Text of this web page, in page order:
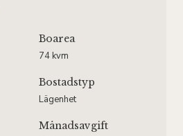
Boarea
74 kvm
Bostadstyp
Lägenhet
Månadsavgift